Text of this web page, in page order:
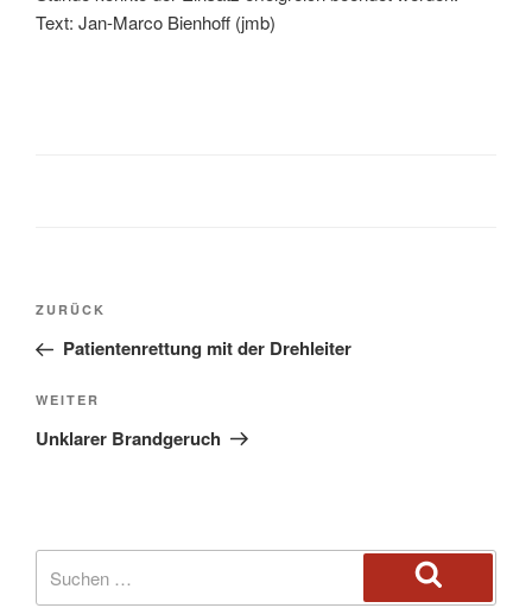
Text: Jan-Marco Bienhoff (jmb)
ZURÜCK
Patientenrettung mit der Drehleiter
WEITER
Unklarer Brandgeruch